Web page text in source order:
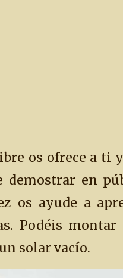
os ofrece a ti
demostrar en
os ayude a
Podéis
solar vacío.